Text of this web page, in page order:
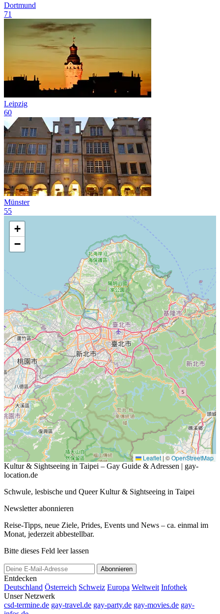
Dortmund
71
Leipzig
60
Münster
55
+
−
Leaflet|©OpenStreetMap
Kultur & Sightseeing in Taipei – Gay Guide & Adressen | gay-
location.de
Schwule, lesbische und Queer Kultur & Sightseeing in Taipei
Newsletter abonnieren
Reise-Tipps, neue Ziele, Prides, Events und News – ca. einmal im
Monat, jederzeit abbestellbar.
Bitte dieses Feld leer lassen
Abonnieren
Entdecken
Deutschland Österreich Schweiz Europa Weltweit Infothek
Unser Netzwerk
csd-termine.de gay-travel.de gay-party.de gay-movies.de gay-